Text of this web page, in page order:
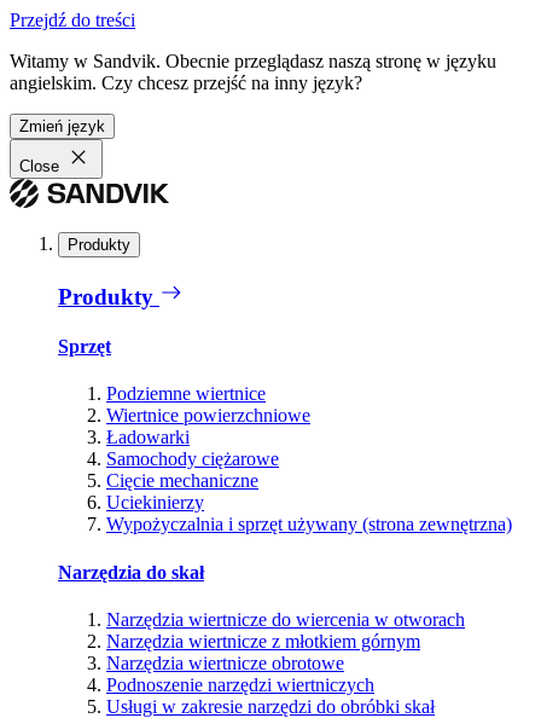
Przejdź do treści
Witamy w Sandvik. Obecnie przeglądasz naszą stronę w języku
angielskim. Czy chcesz przejść na inny język?
Zmień język
Close
Produkty
Produkty
Sprzęt
Podziemne wiertnice
Wiertnice powierzchniowe
Ładowarki
Samochody ciężarowe
Cięcie mechaniczne
Uciekinierzy
Wypożyczalnia i sprzęt używany (strona zewnętrzna)
Narzędzia do skał
Narzędzia wiertnicze do wiercenia w otworach
Narzędzia wiertnicze z młotkiem górnym
Narzędzia wiertnicze obrotowe
Podnoszenie narzędzi wiertniczych
Usługi w zakresie narzędzi do obróbki skał